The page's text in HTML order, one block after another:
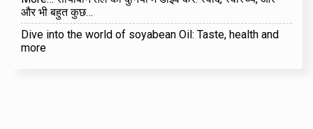
और भी बहुत कुछ…
Dive into the world of soyabean Oil: Taste, health and
more